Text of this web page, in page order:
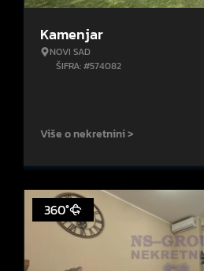
Kamenjar
NOVI SAD
ŠIFRA: #574082
Više o nekretnini >
360°